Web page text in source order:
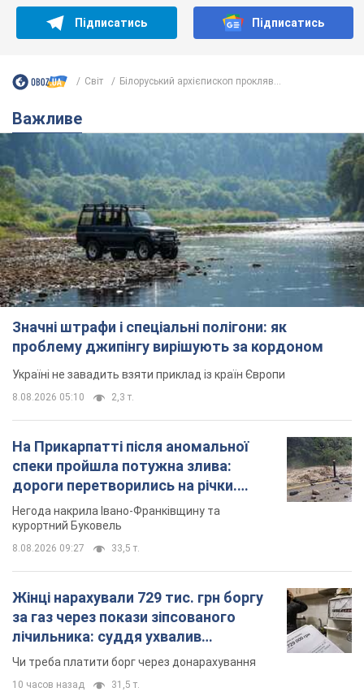
Підписатись Підписатись
Світ Білоруський архієпископ прокляв...
Важливе
Значні штрафи і спеціальні полігони: як
проблему джипінгу вирішують за кордоном
Україні не завадить взяти приклад із країн Європи
8.08.2026 05:10 2,3 т.
На Прикарпатті після аномальної
спеки пройшла потужна злива:
дороги перетворились на річки.
Відео
Негода накрила Івано-Франківщину та
курортний Буковель
8.08.2026 09:27 33,5 т.
Жінці нарахували 729 тис. грн боргу
за газ через покази зіпсованого
лічильника: суддя ухвалив
неочікуване рішення
Чи треба платити борг через донарахування
10 часов назад 31,5 т.